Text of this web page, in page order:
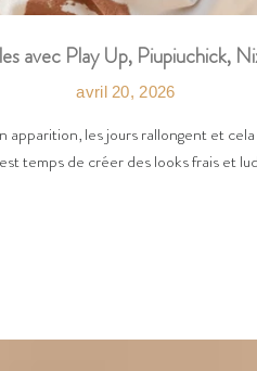
avec Play Up, Piupiuchick,
avril 20, 2026
apparition, les jours rallongent et
temps de créer des looks frais et